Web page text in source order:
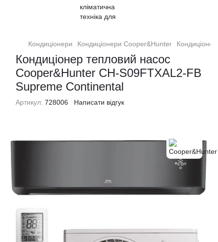
Кондиціонери Кондиціонери Cooper&Hunter
Кондиціонер тепловий насос
Cooper&Hunter CH-S09FTXAL2-FB
Supreme Continental
Артикул: 728006 Написати відгук